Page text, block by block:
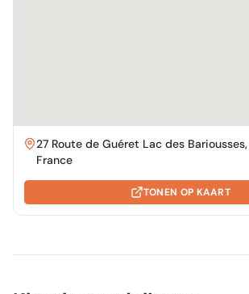
27 Route de Guéret Lac des
France
TONEN OP KAART